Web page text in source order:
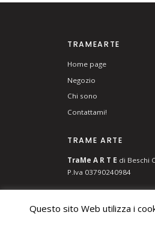
TRAMEARTE
Home page
Negozio
Chi sono
Contattami!
TRAME ARTE
TraMe A R T E di Beschi
P.Iva 03790240984
Questo sito Web utilizza i